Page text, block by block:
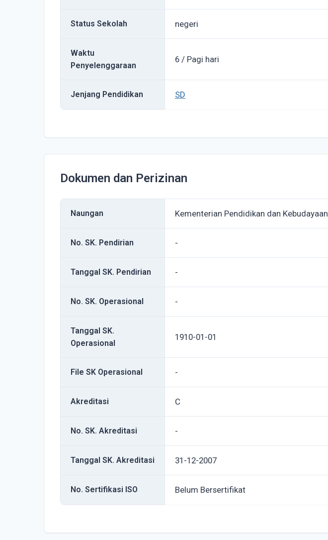
Status Sekolah negeri
Waktu
Penyelenggaraan
6 / Pagi hari
Jenjang Pendidikan SD
Dokumen dan Perizinan
Naungan Kementerian Pendidikan dan Kebudayaan
No. SK. Pendirian -
Tanggal SK. Pendirian -
No. SK. Operasional -
Tanggal SK.
Operasional
1910-01-01
File SK Operasional -
Akreditasi C
No. SK. Akreditasi -
Tanggal SK. Akreditasi 31-12-2007
No. Sertifikasi ISO Belum Bersertifikat